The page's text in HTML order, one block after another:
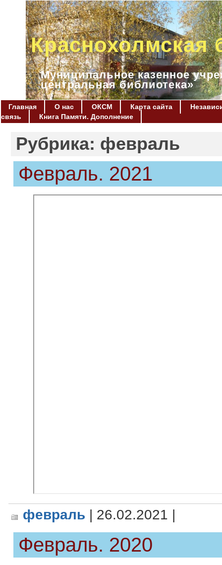
Краснохолмская
Муниципальное казенное
центральная библиотека»
Главная О нас ОКСМ Карта сайта
связь
Книга Памяти. Дополнение
Рубрика: февраль
Февраль. 2021
февраль | 26.02.2021 |
Февраль. 2020